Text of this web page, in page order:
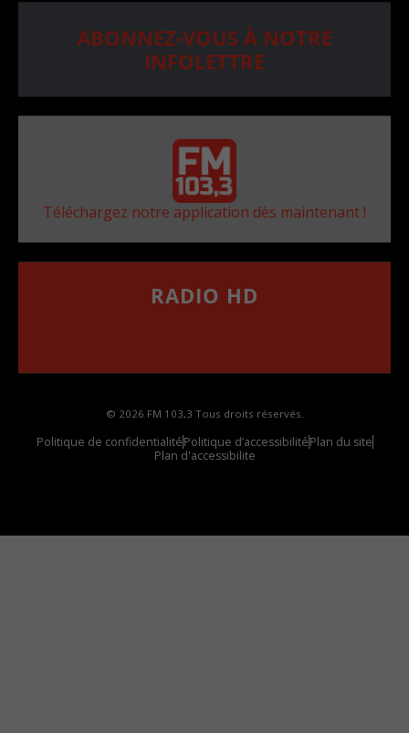
ABONNEZ-VOUS À NOTRE
INFOLETTRE
Téléchargez notre application dès maintenant !
RADIO HD
© 2026 FM 103,3 Tous droits réservés.
Politique de confidentialitéPolitique d’accessibilitéPlan du site
Plan d'accessibilite